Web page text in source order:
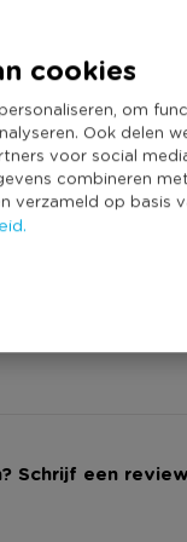
cookies
om
Ook delen
voor social
combineren
verzameld op basis
Minimale
Vorm
Met print
Schrijf een